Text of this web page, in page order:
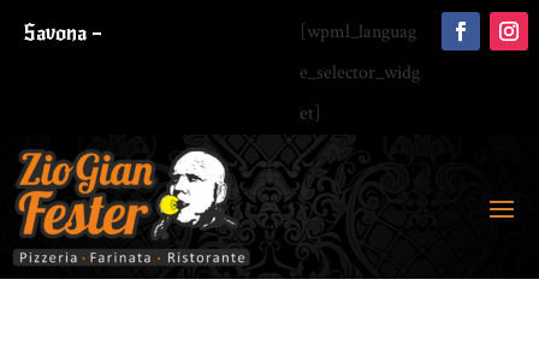
Savona –
[wpml_languag
e_selector_widg
et]